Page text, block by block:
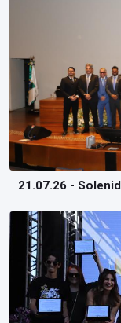
Login
21.07.26 -